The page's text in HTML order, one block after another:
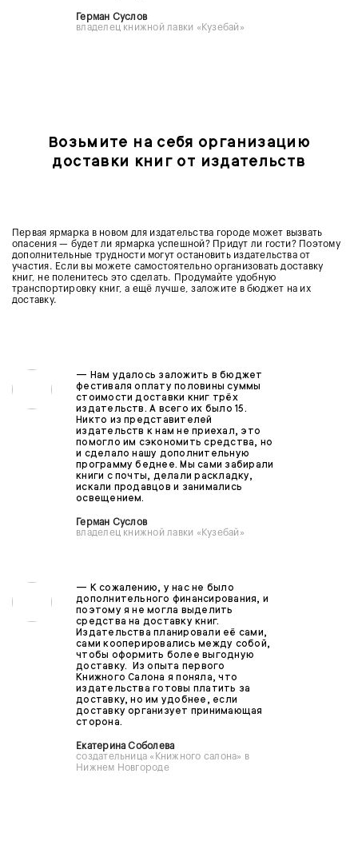
Герман Суслов
владелец книжной лавки «Кузебай»
Возьмите на себя организацию
доставки книг от издательств
Первая ярмарка в новом для издательства городе может вызвать
опасения — будет ли ярмарка успешной? Придут ли гости? Поэтому
дополнительные трудности могут остановить издательства от
участия. Если вы можете самостоятельно организовать доставку
книг, не поленитесь это сделать. Продумайте удобную
транспортировку книг, а ещё лучше, заложите в бюджет на их
доставку.
— Нам удалось заложить в бюджет
фестиваля оплату половины суммы
стоимости доставки книг трёх
издательств. А всего их было 15.
Никто из представителей
издательств к нам не приехал, это
помогло им сэкономить средства, но
и сделало нашу дополнительную
программу беднее. Мы сами забирали
книги с почты, делали раскладку,
искали продавцов и занимались
освещением.
Герман Суслов
владелец книжной лавки «Кузебай»
— К сожалению, у нас не было
дополнительного финансирования, и
поэтому я не могла выделить
средства на доставку книг.
Издательства планировали её сами,
сами кооперировались между собой,
чтобы оформить более выгодную
доставку. Из опыта первого
Книжного Салона я поняла, что
издательства готовы платить за
доставку, но им удобнее, если
доставку организует принимающая
сторона.
Екатерина Соболева
создательница «Книжного салона» в
Нижнем Новгороде